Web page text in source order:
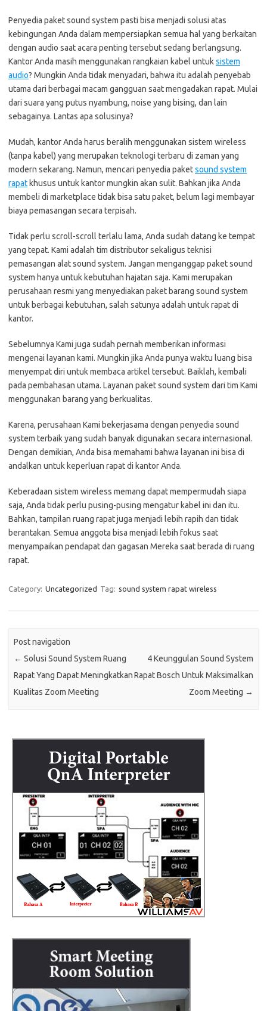
Penyedia paket sound system pasti bisa menjadi solusi atas
kebingungan Anda dalam mempersiapkan semua hal yang berkaitan
dengan audio saat acara penting tersebut sedang berlangsung.
Kantor Anda masih menggunakan rangkaian kabel untuksistem
audio? Mungkin Anda tidak menyadari, bahwa itu adalah penyebab
utama dari berbagai macam gangguan saat mengadakan rapat. Mulai
dari suara yang putus nyambung, noise yang bising, dan lain
sebagainya. Lantas apa solusinya?
Mudah, kantor Anda harus beralih menggunakan sistem wireless
(tanpa kabel) yang merupakan teknologi terbaru di zaman yang
modern sekarang. Namun, mencari penyedia paketsound system
rapat khusus untuk kantor mungkin akan sulit. Bahkan jika Anda
membeli di marketplace tidak bisa satu paket, belum lagi membayar
biaya pemasangan secara terpisah.
Tidak perlu scroll-scroll terlalu lama, Anda sudah datang ke tempat
yang tepat. Kami adalah tim distributor sekaligus teknisi
pemasangan alat sound system. Jangan menganggap paket sound
system hanya untuk kebutuhan hajatan saja. Kami merupakan
perusahaan resmi yang menyediakan paket barang sound system
untuk berbagai kebutuhan, salah satunya adalah untuk rapat di
kantor.
Sebelumnya Kami juga sudah pernah memberikan informasi
mengenai layanan kami. Mungkin jika Anda punya waktu luang bisa
menyempat diri untuk membaca artikel tersebut. Baiklah, kembali
pada pembahasan utama. Layanan paket sound system dari tim Kami
menggunakan barang yang berkualitas.
Karena, perusahaan Kami bekerjasama dengan penyedia sound
system terbaik yang sudah banyak digunakan secara internasional.
Dengan demikian, Anda bisa memahami bahwa layanan ini bisa di
andalkan untuk keperluan rapat di kantor Anda.
Keberadaan sistem wireless memang dapat mempermudah siapa
saja, Anda tidak perlu pusing-pusing mengatur kabel ini dan itu.
Bahkan, tampilan ruang rapat juga menjadi lebih rapih dan tidak
berantakan. Semua anggota bisa menjadi lebih fokus saat
menyampaikan pendapat dan gagasan Mereka saat berada di ruang
rapat.
Category: Uncategorized Tag: sound system rapat wireless
Post navigation
← Solusi Sound System Ruang
Rapat Yang Dapat Meningkatkan
Kualitas Zoom Meeting
4 Keunggulan Sound System
Rapat Bosch Untuk Maksimalkan
Zoom Meeting →